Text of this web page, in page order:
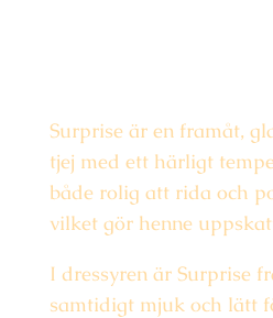
Surprise är en framåt,
tjej med ett härligt
både rolig att rida och
vilket gör henne
I dressyren är Surprise
samtidigt mjuk och lätt